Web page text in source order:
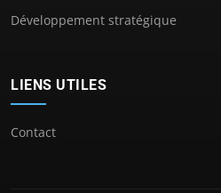
Développement stratégique
LIENS UTILES
Contact